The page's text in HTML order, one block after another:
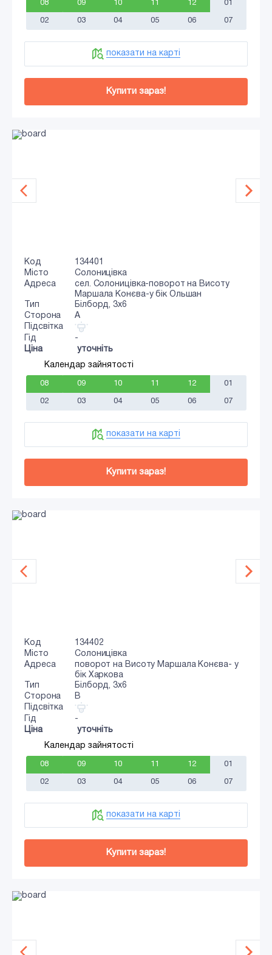
08 09 10 11 12 01
02 03 04 05 06 07
показати на карті
Купити зараз!
Код
134401
Місто
Солоницівка
Адреса
сел. Солоницівка-поворот на Висоту
Маршала Конєва-у бік Ольшан
Тип
Білборд, 3х6
Сторона
A
Підсвітка
Гід
-
Ціна
уточніть
Календар зайнятості
08 09 10 11 12 01
02 03 04 05 06 07
показати на карті
Купити зараз!
Код
134402
Місто
Солоницівка
Адреса
поворот на Висоту Маршала Конєва- у
бік Харкова
Тип
Білборд, 3х6
Сторона
B
Підсвітка
Гід
-
Ціна
уточніть
Календар зайнятості
08 09 10 11 12 01
02 03 04 05 06 07
показати на карті
Купити зараз!